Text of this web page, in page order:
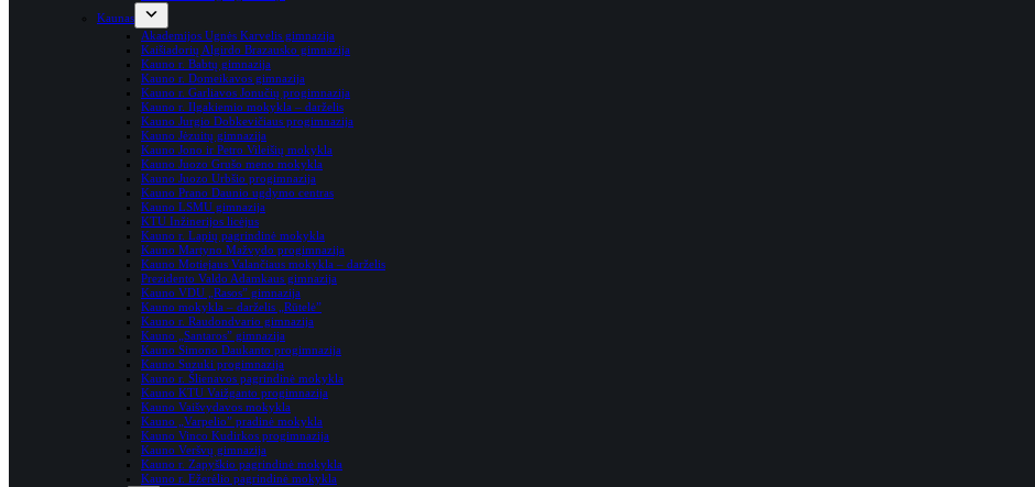
Kaunas
Akademijos Ugnės Karvelis gimnazija
Kaišiadorių Algirdo Brazausko gimnazija
Kauno r. Babtų gimnazija
Kauno r. Domeikavos gimnazija
Kauno r. Garliavos Jonučių progimnazija
Kauno r. Ilgakiemio mokykla – darželis
Kauno Jurgio Dobkevičiaus progimnazija
Kauno Jėzuitų gimnazija
Kauno Jono ir Petro Vileišių mokykla
Kauno Juozo Grušo meno mokykla
Kauno Juozo Urbšio progimnazija
Kauno Prano Daunio ugdymo centras
Kauno LSMU gimnazija
KTU Inžinerijos licėjus
Kauno r. Lapių pagrindinė mokykla
Kauno Martyno Mažvydo progimnazija
Kauno Motiejaus Valančiaus mokykla – darželis
Prezidento Valdo Adamkaus gimnazija
Kauno VDU „Rasos” gimnazija
Kauno mokykla – darželis „Rūtelė”
Kauno r. Raudondvario gimnazija
Kauno „Santaros” gimnazija
Kauno Simono Daukanto progimnazija
Kauno Suzuki progimnazija
Kauno r. Šlienavos pagrindinė mokykla
Kauno KTU Vaižganto progimnazija
Kauno Vaišvydavos mokykla
Kauno „Varpelio” pradinė mokykla
Kauno Vinco Kudirkos progimnazija
Kauno Veršvų gimnazija
Kauno r. Zapyškio pagrindinė mokykla
Kauno r. Ežerėlio pagrindinė mokykla